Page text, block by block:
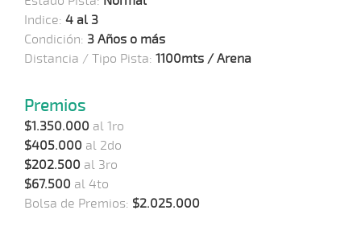
Indice: 4 al 3
Condición: 3 Años o más
Distancia / Tipo Pista: 1100mts / Arena
Premios
$1.350.000 al 1ro
$405.000 al 2do
$202.500 al 3ro
$67.500 al 4to
Bolsa de Premios: $2.025.000